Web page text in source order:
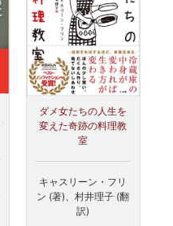
ダメ女たちの人生を
変えた奇跡の料理教
室
キャスリーン・フリ
ン (著)、村井理子 (翻
訳)